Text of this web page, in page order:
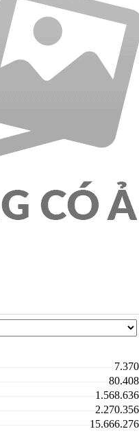
7.370
80.408
1.568.636
2.270.356
15.666.276